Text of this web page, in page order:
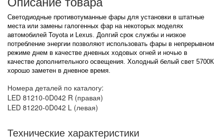
Светодиодные противотуманные фары для установки в штатные
места или замены галогенных фар на некоторых моделях
автомобилей Toyota и Lexus. Долгий срок службы и низкое
потребление энергии позволяют использовать фары в непрерывном
режиме днем в качестве дневных ходовых огней и ночью в
качестве дополнительного освещения. Холодный белый свет 5700К
хорошо заметен в дневное время.
Номера деталей по каталогу:
LED 81210-0D042 R (правая)
LED 81220-0D042 L (левая)
Технические характеристики